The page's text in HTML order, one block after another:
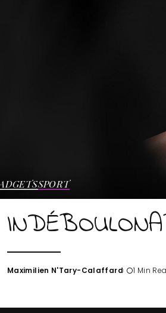
SPORT
Posted
Maximilien N'Tary-Calaffard 1 Min